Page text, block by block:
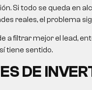
Si todo se queda en
reales, el problema
a filtrar mejor el lead,
tiene sentido.
DE